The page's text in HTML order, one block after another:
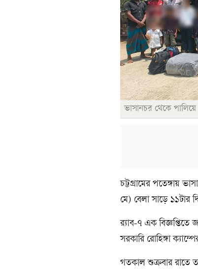
ভাসানচর থেকে
চট্টগ্রামের পতেঙ্গায়
মে) বেলা সাড়ে ১১টার
র‍্যাব-৭ এক বিজ্ঞপ্তিতে
সরকারি রোহিঙ্গা
গতকাল শুক্রবার রাতে